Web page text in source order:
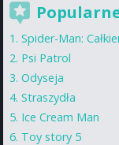
Spider-Man:
Psi Patrol
Odyseja
Straszydła
Ice Cream Man
Toy story 5